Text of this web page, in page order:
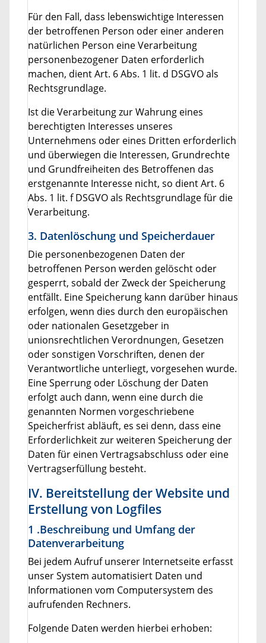
Für den Fall, dass lebenswichtige Interessen
der betroffenen Person oder einer anderen
natürlichen Person eine Verarbeitung
personenbezogener Daten erforderlich
machen, dient Art. 6 Abs. 1 lit. d DSGVO als
Rechtsgrundlage.
Ist die Verarbeitung zur Wahrung eines
berechtigten Interesses unseres
Unternehmens oder eines Dritten erforderlich
und überwiegen die Interessen, Grundrechte
und Grundfreiheiten des Betroffenen das
erstgenannte Interesse nicht, so dient Art. 6
Abs. 1 lit. f DSGVO als Rechtsgrundlage für die
Verarbeitung.
3. Datenlöschung und Speicherdauer
Die personenbezogenen Daten der
betroffenen Person werden gelöscht oder
gesperrt, sobald der Zweck der Speicherung
entfällt. Eine Speicherung kann darüber hinaus
erfolgen, wenn dies durch den europäischen
oder nationalen Gesetzgeber in
unionsrechtlichen Verordnungen, Gesetzen
oder sonstigen Vorschriften, denen der
Verantwortliche unterliegt, vorgesehen wurde.
Eine Sperrung oder Löschung der Daten
erfolgt auch dann, wenn eine durch die
genannten Normen vorgeschriebene
Speicherfrist abläuft, es sei denn, dass eine
Erforderlichkeit zur weiteren Speicherung der
Daten für einen Vertragsabschluss oder eine
Vertragserfüllung besteht.
IV. Bereitstellung der Website und
Erstellung von Logfiles
1 .Beschreibung und Umfang der
Datenverarbeitung
Bei jedem Aufruf unserer Internetseite erfasst
unser System automatisiert Daten und
Informationen vom Computersystem des
aufrufenden Rechners.
Folgende Daten werden hierbei erhoben: